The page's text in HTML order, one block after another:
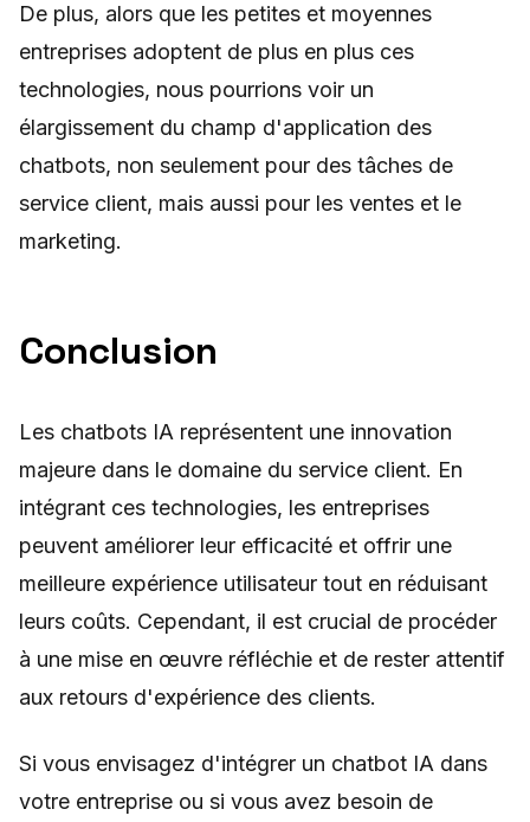
De plus, alors que les petites et moyennes
entreprises adoptent de plus en plus ces
technologies, nous pourrions voir un
élargissement du champ d'application des
chatbots, non seulement pour des tâches de
service client, mais aussi pour les ventes et le
marketing.
Conclusion
Les chatbots IA représentent une innovation
majeure dans le domaine du service client. En
intégrant ces technologies, les entreprises
peuvent améliorer leur efficacité et offrir une
meilleure expérience utilisateur tout en réduisant
leurs coûts. Cependant, il est crucial de procéder
à une mise en œuvre réfléchie et de rester attentif
aux retours d'expérience des clients.
Si vous envisagez d'intégrer un chatbot IA dans
votre entreprise ou si vous avez besoin de